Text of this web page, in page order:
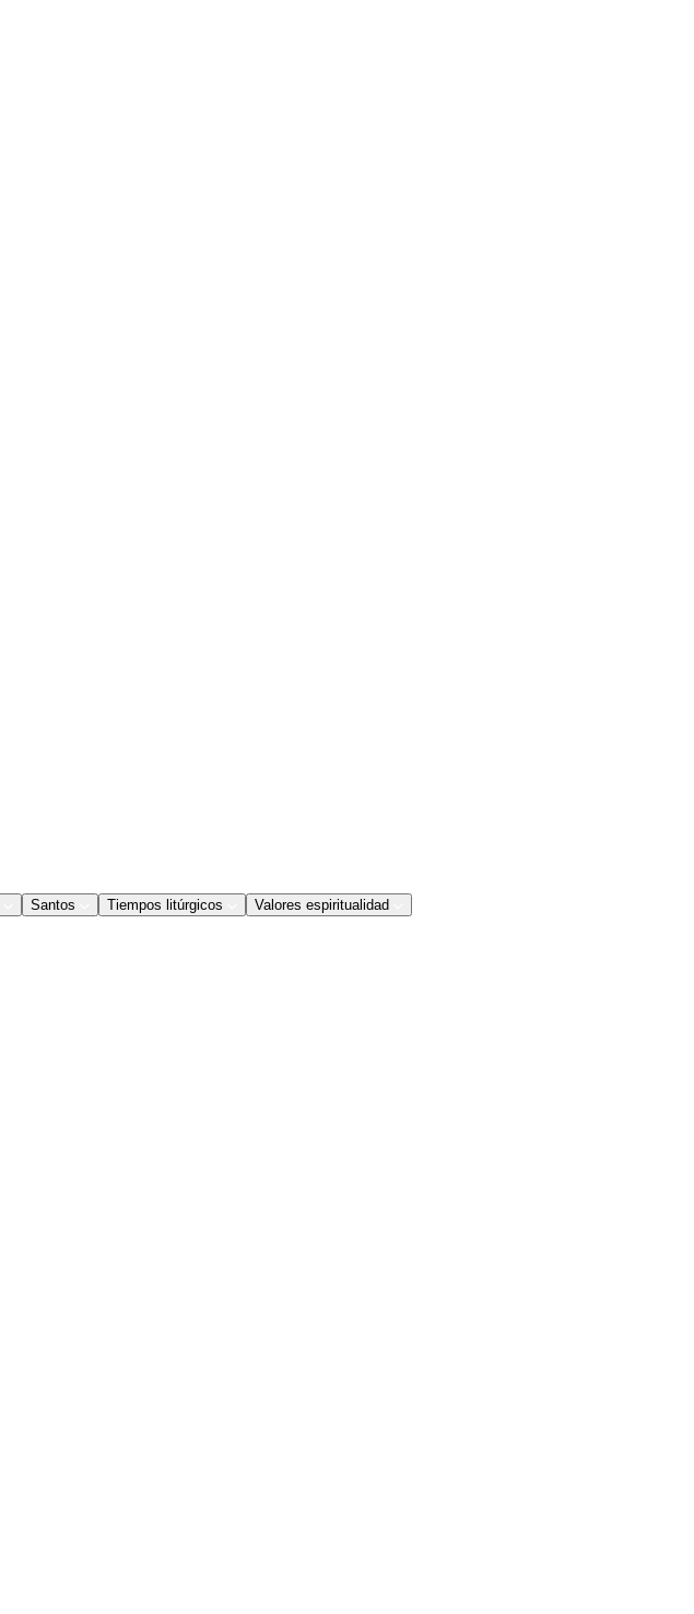
Santos Tiempos litúrgicos Valores espiritualidad